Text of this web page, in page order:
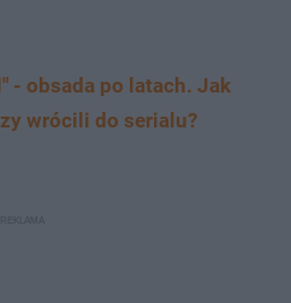
- obsada po latach. Jak
wrócili do serialu?